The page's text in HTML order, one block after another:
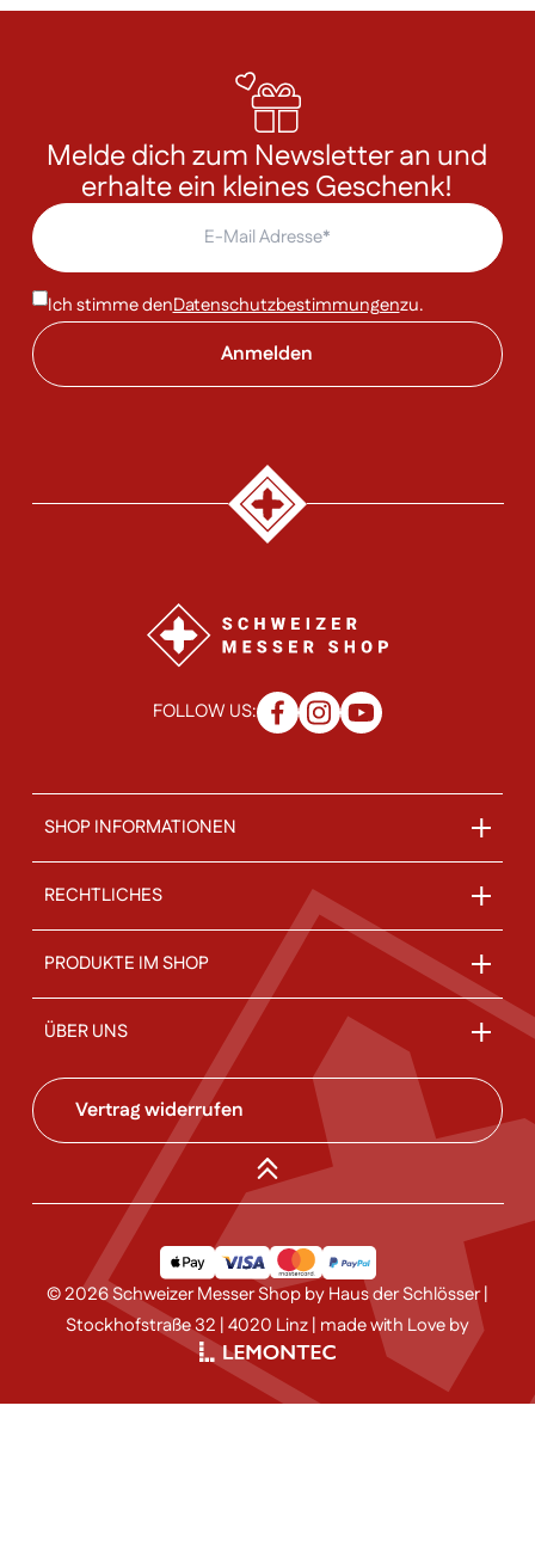
Melde dich zum Newsletter an und
erhalte ein kleines Geschenk!
Ich stimme denDatenschutzbestimmungenzu.
FOLLOW US:
SHOP INFORMATIONEN
RECHTLICHES
PRODUKTE IM SHOP
ÜBER UNS
Vertrag widerrufen
© 2026 Schweizer Messer Shop by Haus der Schlösser |
Stockhofstraße 32 | 4020 Linz | made with Love by